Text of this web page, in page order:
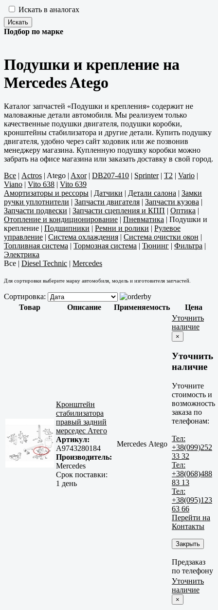
Искать в аналогах
Подбор по марке
Подушки и крепление на
Mercedes Atego
Каталог запчастей «Подушки и крепления» содержит не
маловажные детали автомобиля. Мы реализуем только
качественные подушки двигателя, подушки коробки,
кронштейны стабилизатора и другие детали. Купить подушку
двигателя, удобно через сайт ходовик или же позвонив
менеджеру магазина. Купленную подушку коробки можно
забрать на офисе магазина или заказать доставку в свой город.
Все | Actros | Atego | Axor| DB207-410 | Sprinter| T2 | Vario |
Viano | Vito 638 | Vito 639
Амортизаторы и рессоры | Датчики | Детали салона | Замки
ручки уплотнители | Запчасти двигателя | Запчасти кузова |
Запчасти подвески | Запчасти сцепления и КПП | Оптика |
Отопление и кондиционирование | Пневматика | Подушки и
крепление | Подшипники | Ремни и ролики | Рулевое
управление | Система охлаждения | Система очистки окон |
Топливная система | Тормозная система | Тюнинг | Фильтра |
Электрика
Все | Diesel Technic | Mercedes
Для сортировки выберите марку автомобиля, модель и изготовителя запчастей.
Сортировка:
Товар
Описание Применяемость Цена
Кронштейн
стабилизатора
правый задний
мерседес Атего
Артикул:
A9743280184
Производитель:
Mercedes
Срок поставки:
1 день
Mercedes Atego
Уточнить
наличие
×
Уточнить
наличие
Уточните
стоимость и
возможность
заказа по
телефонам:
Тел:
+38(099)252
33 32
Тел:
+38(068)488
83 13
Тел:
+38(095)123
63 66
Перейти на
Контакты
Закрыть
Предзаказ
по телефону
Уточнить
наличие
×